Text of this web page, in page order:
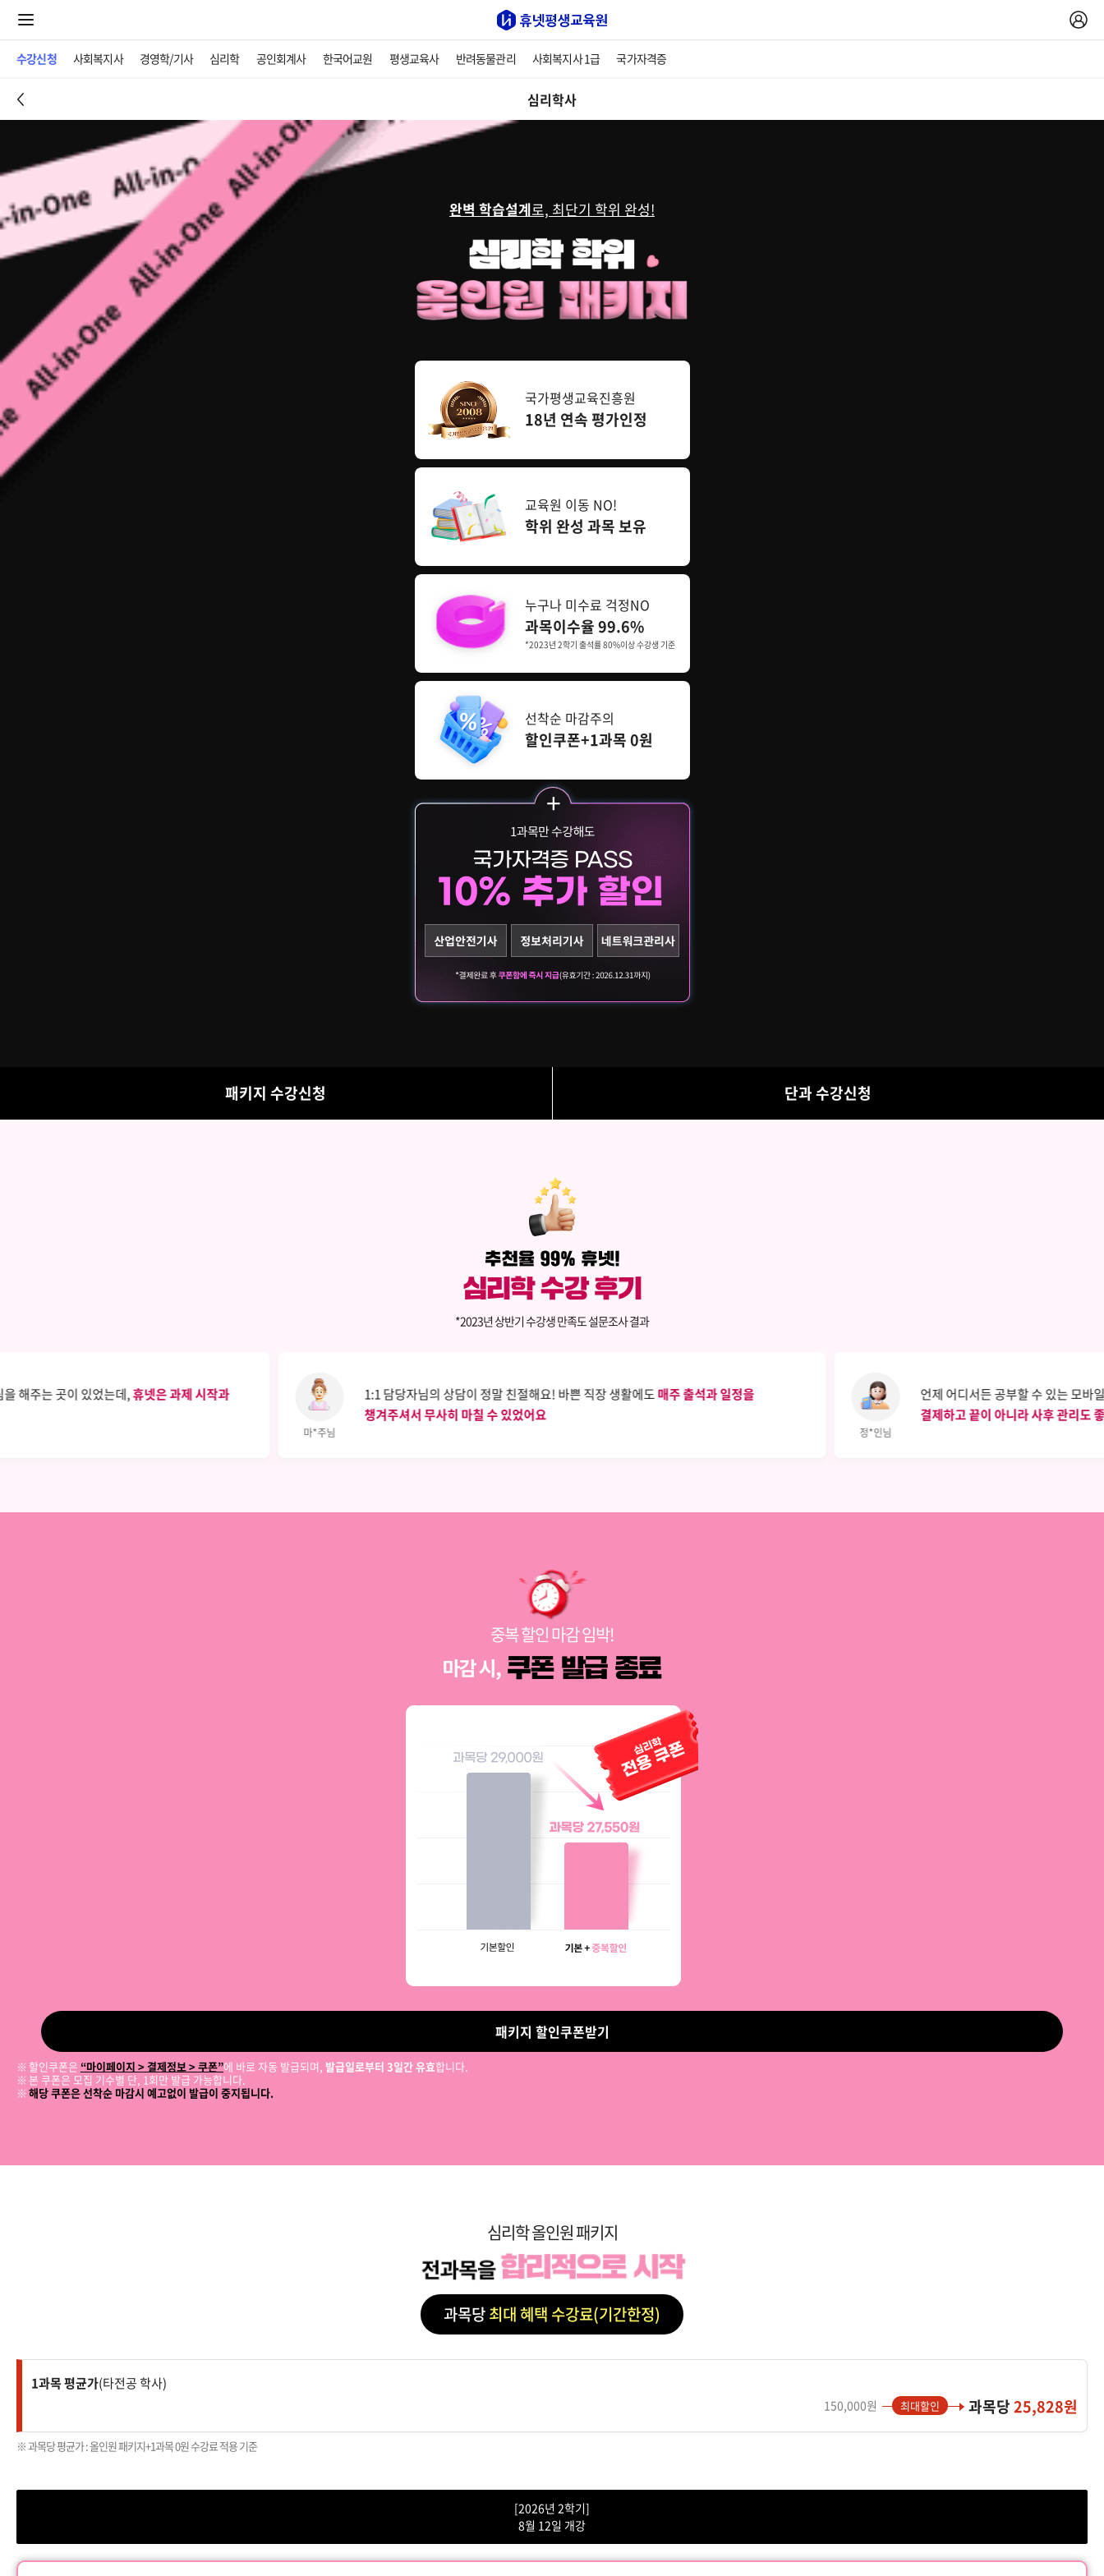
수강신청 사회복지사 경영학/기사 심리학 공인회계사 한국어교원 평생교육사 반려동물관리 사회복지사 1급 국가자격증
심리학사
완벽 학습설계로, 최단기 학위 완성!
국가평생교육진흥원
18년 연속 평가인정
교육원 이동 NO!
학위 완성 과목 보유
누구나 미수료 걱정NO
과목이수율 99.6%
*2023년 2학기 출석률 80%이상 수강생 기준
선착순 마감주의
할인쿠폰+1과목 0원
패키지 수강신청 단과 수강신청
*2023년 상반기 수강생 만족도 설문조사 결과
을 해주는 곳이 있었는데,휴넷은 과제 시작과
마*주님
1:1 담당자님의 상담이 정말 친절해요! 바쁜 직장 생활에도매주 출석과 일정을
챙겨주셔서 무사히 마칠 수 있었어요
정*인님
언제 어디서든 공부할 수 있는 모바
결제하고 끝이 아니라 사후 관리도
중복 할인 마감 임박!
패키지 할인쿠폰받기
할인쿠폰은 “마이페이지 > 결제정보 > 쿠폰”에 바로 자동 발급되며, 발급일로부터 3일간 유효합니다.
본 쿠폰은 모집 기수별 단, 1회만 발급 가능합니다.
해당 쿠폰은 선착순 마감시 예고없이 발급이 중지됩니다.
심리학 올인원 패키지
과목당최대 혜택 수강료(기간한정)
1과목 평균가(타전공 학사)
150,000원 최대할인 과목당25,828원
※ 과목당 평균가 : 올인원 패키지+1과목 0원 수강료 적용 기준
[2026년 2학기]
8월 12일 개강